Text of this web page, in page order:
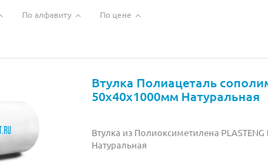
По алфавиту По цене
Втулка Полиацеталь
50х40х1000мм Натуральная
Втулка из Полиоксиметилена
Натуральная